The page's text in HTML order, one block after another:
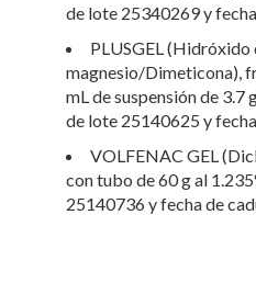
de lote 25340269 y
PLUSGEL
magnesio/Dimeticona),
mL de suspensión de 3.7
de lote 25140625 y
VOLFENAC GEL
con tubo de 60 g al
25140736 y fecha de